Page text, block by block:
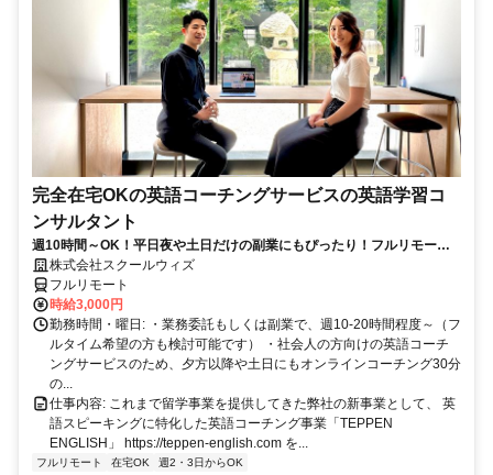
完全在宅OKの英語コーチングサービスの英語学習コ
ンサルタント
週10時間～OK！平日夜や土日だけの副業にもぴったり！フルリモート
OKなので世界のどこからでも働けます！
株式会社スクールウィズ
フルリモート
時給3,000円
勤務時間・曜日: ・業務委託もしくは副業で、週10-20時間程度～（フ
ルタイム希望の方も検討可能です） ・社会人の方向けの英語コーチ
ングサービスのため、夕方以降や土日にもオンラインコーチング30分
の...
仕事内容: これまで留学事業を提供してきた弊社の新事業として、 英
語スピーキングに特化した英語コーチング事業「TEPPEN
ENGLISH」 https://teppen-english.com を...
フルリモート 在宅OK 週2・3日からOK